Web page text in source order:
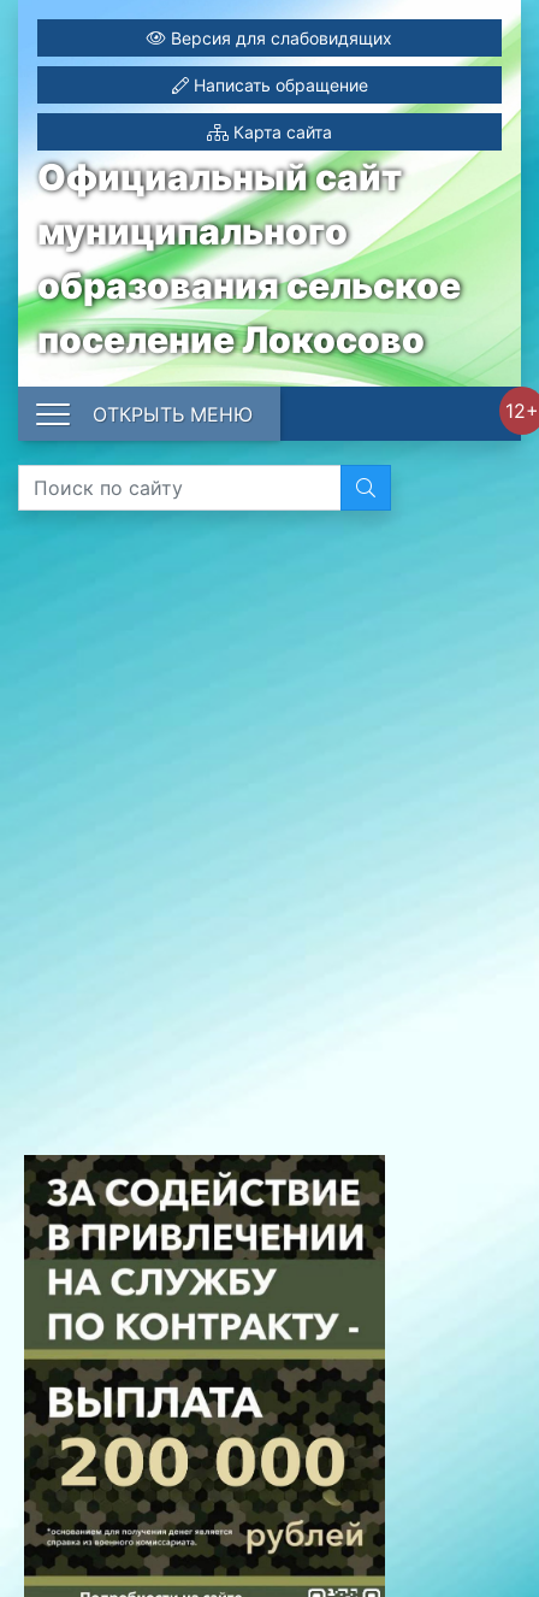
Официальный сайт
муниципального
образования сельское
поселение Локосово
Версия для слабовидящих
Написать обращение
Карта сайта
12+
ОТКРЫТЬ МЕНЮ